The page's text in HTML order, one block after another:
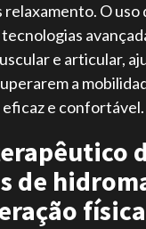
relaxamento. O uso
e articular,
a
e confortável.
de
física